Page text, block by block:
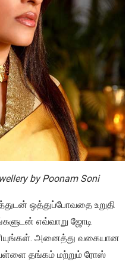
by Poonam Soni
ஒத்துப்போவதை உறுதி
எவ்வாறு ஜோடி
அனைத்து வகையான
தங்கம் மற்றும் ரோஸ்